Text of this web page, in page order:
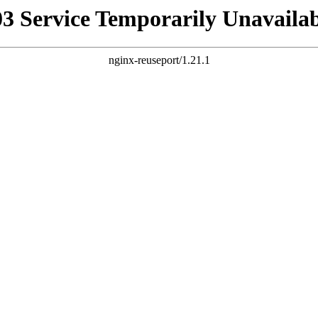
Service Temporarily
nginx-reuseport/1.21.1